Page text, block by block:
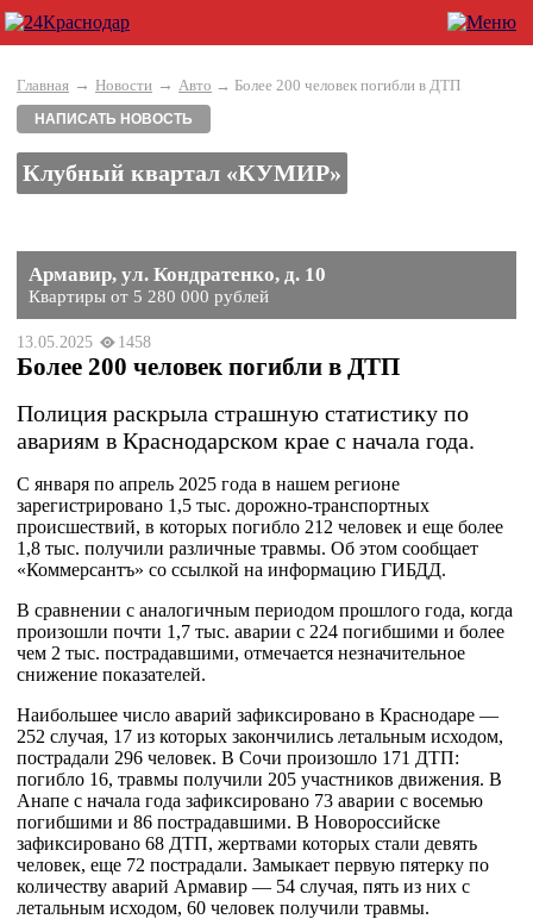
Главная → Новости → Авто → Более 200 человек погибли в ДТП
НАПИСАТЬ НОВОСТЬ
Клубный квартал «КУМИР»
Армавир, ул. Кондратенко, д. 10
Квартиры от 5 280 000 рублей
13.05.2025 1458
Более 200 человек погибли в ДТП
Полиция раскрыла страшную статистику по
авариям в Краснодарском крае с начала года.
С января по апрель 2025 года в нашем регионе
зарегистрировано 1,5 тыс. дорожно-транспортных
происшествий, в которых погибло 212 человек и еще более
1,8 тыс. получили различные травмы. Об этом сообщает
«Коммерсантъ» со ссылкой на информацию ГИБДД.
В сравнении с аналогичным периодом прошлого года, когда
произошли почти 1,7 тыс. аварии с 224 погибшими и более
чем 2 тыс. пострадавшими, отмечается незначительное
снижение показателей.
Наибольшее число аварий зафиксировано в Краснодаре —
252 случая, 17 из которых закончились летальным исходом,
пострадали 296 человек. В Сочи произошло 171 ДТП:
погибло 16, травмы получили 205 участников движения. В
Анапе с начала года зафиксировано 73 аварии с восемью
погибшими и 86 пострадавшими. В Новороссийске
зафиксировано 68 ДТП, жертвами которых стали девять
человек, еще 72 пострадали. Замыкает первую пятерку по
количеству аварий Армавир — 54 случая, пять из них с
летальным исходом, 60 человек получили травмы.